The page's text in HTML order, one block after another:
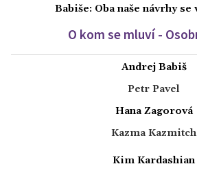
Babiše: Oba naše návrhy
O kom se mluví -
Andrej Babiš
Petr Pavel
Hana Zagorová
Kazma Kazmitch
Kim Kardashian